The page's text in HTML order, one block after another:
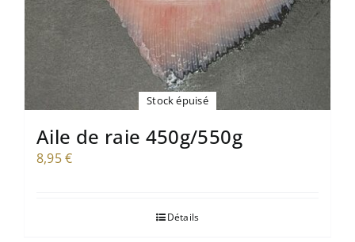
Stock épuisé
Aile de raie 450g/550g
8,95€
Détails